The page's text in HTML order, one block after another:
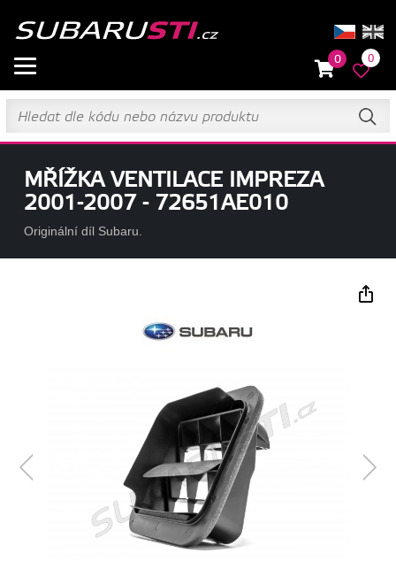
0 0
MŘÍŽKA VENTILACE IMPREZA
2001-2007 - 72651AE010
Originální díl Subaru.